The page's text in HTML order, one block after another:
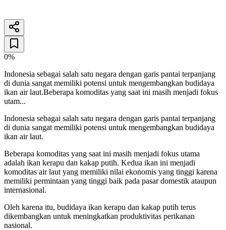
5
0%
Indonesia sebagai salah satu negara dengan garis pantai terpanjang
di dunia sangat memiliki potensi untuk mengembangkan budidaya
ikan air laut.Beberapa komoditas yang saat ini masih menjadi fokus
utam...
Indonesia sebagai salah satu negara dengan garis pantai terpanjang
di dunia sangat memiliki potensi untuk mengembangkan budidaya
ikan air laut.
Beberapa komoditas yang saat ini masih menjadi fokus utama
adalah ikan kerapu dan kakap putih. Kedua ikan ini menjadi
komoditas air laut yang memiliki nilai ekonomis yang tinggi karena
memiliki permintaan yang tinggi baik pada pasar domestik ataupun
internasional.
Oleh karena itu, budidaya ikan kerapu dan kakap putih terus
dikembangkan untuk meningkatkan produktivitas perikanan
nasional.